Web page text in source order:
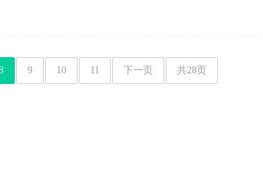
9 10 11 下一页 共28页